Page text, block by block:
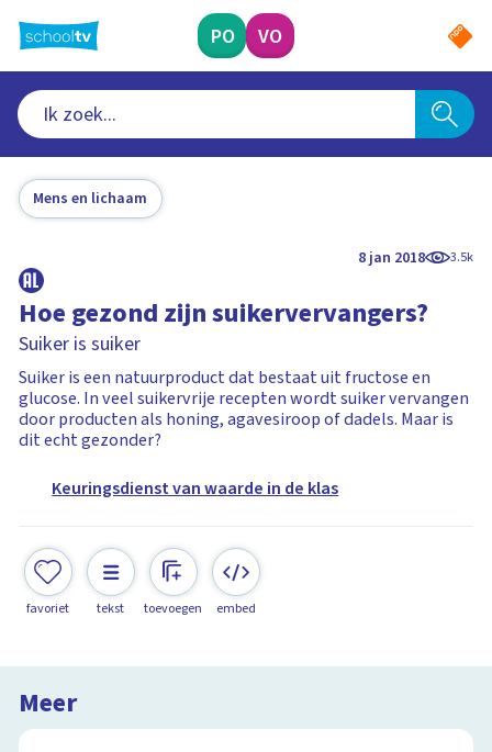
naar
hoofdinhoud
PO VO
Mens en lichaam
8 jan 2018 3.5k
Hoe gezond zijn suikervervangers?
Suiker is suiker
Suiker is een natuurproduct dat bestaat uit fructose en
glucose. In veel suikervrije recepten wordt suiker vervangen
door producten als honing, agavesiroop of dadels. Maar is
dit echt gezonder?
Keuringsdienst van waarde in de klas
favoriet tekst toevoegen embed
Meer